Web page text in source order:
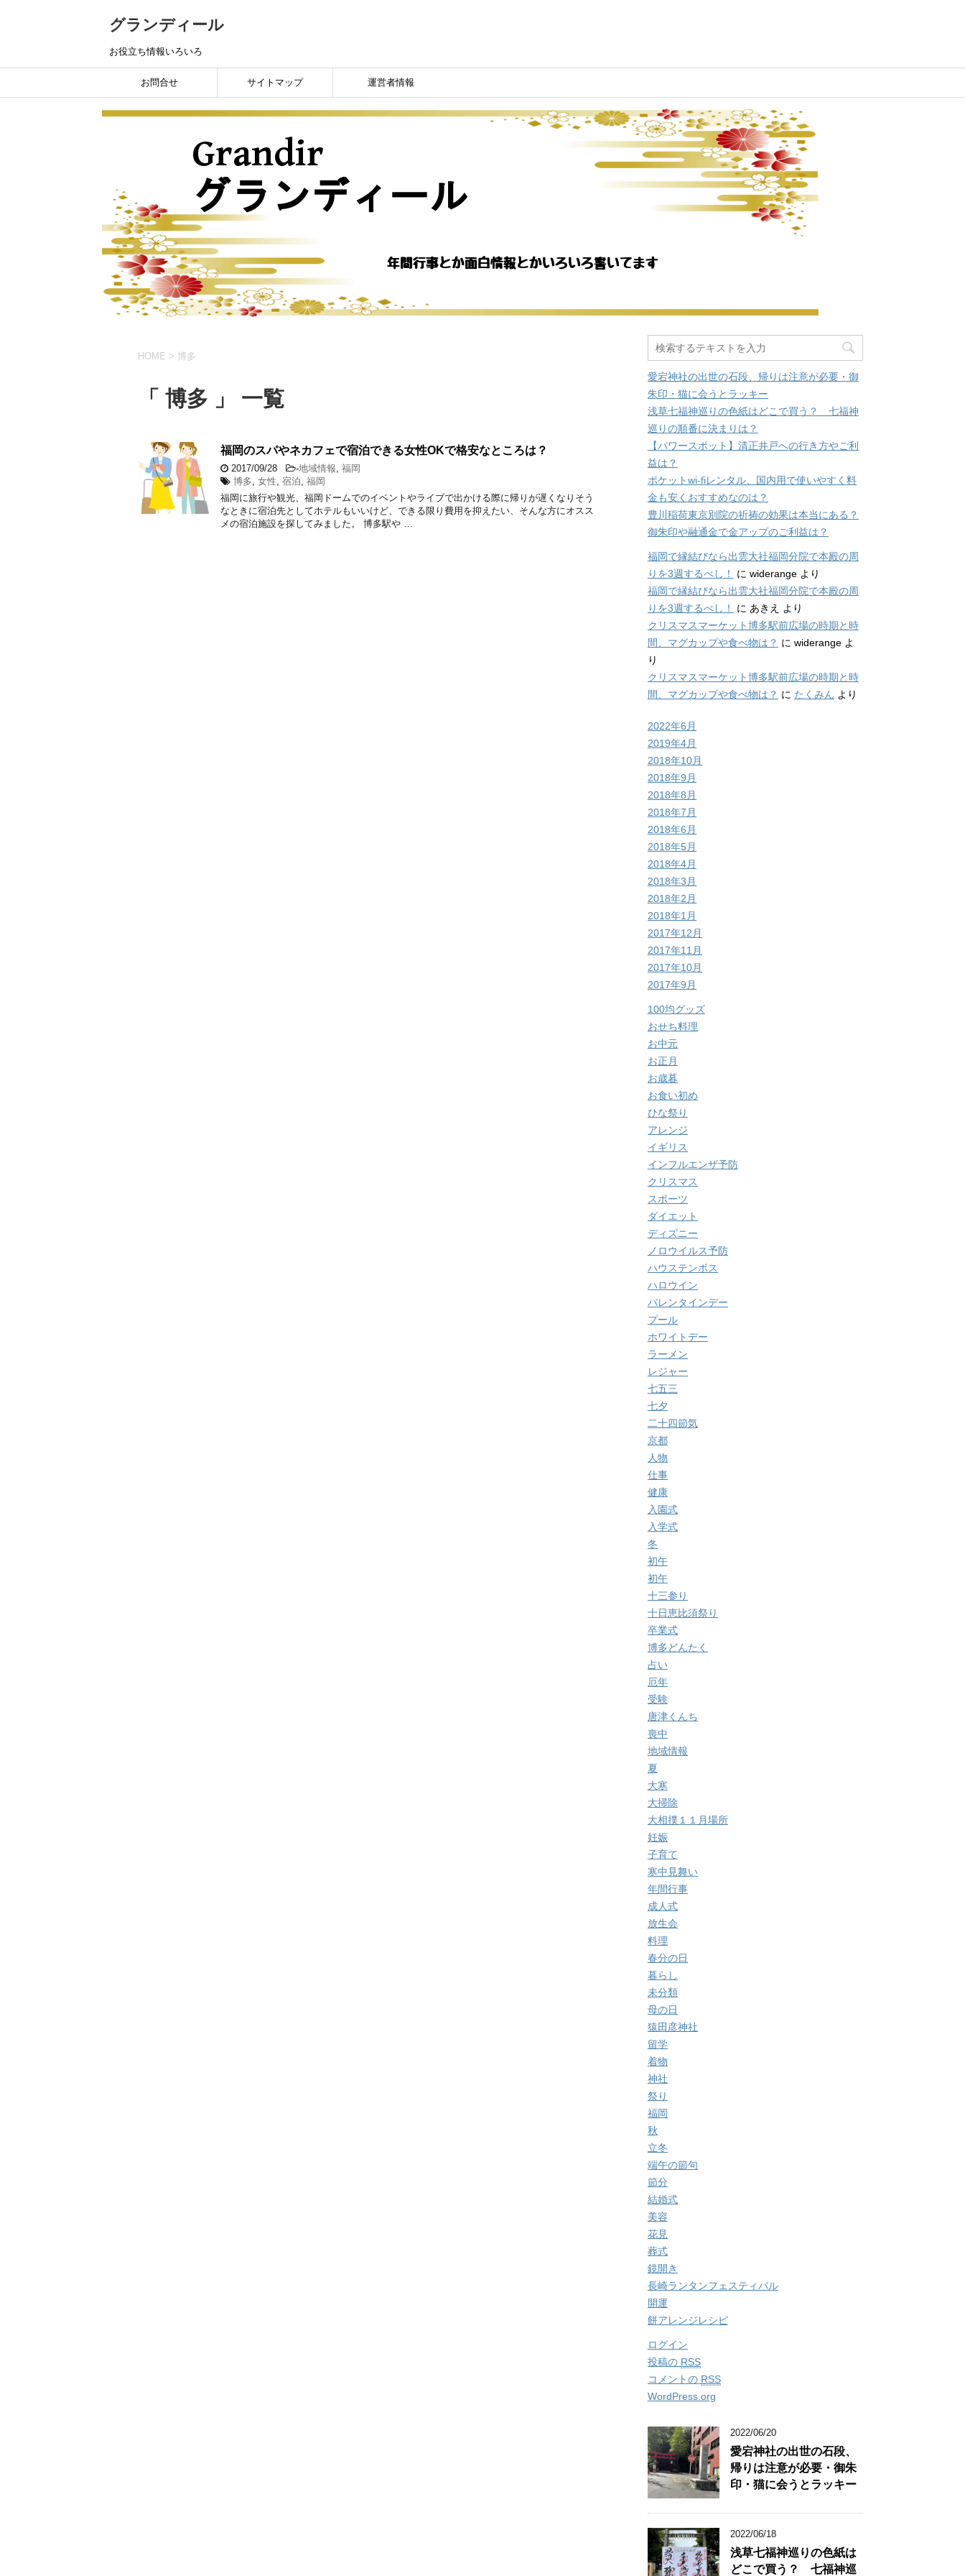
グランディール
お役立ち情報いろいろ
お問合せ サイトマップ 運営者情報
HOME > 博多
「 博多 」 一覧
福岡のスパやネカフェで宿泊できる女性OKで格安なところは？
2017/09/28 -地域情報, 福岡
博多, 女性, 宿泊, 福岡
福岡に旅行や観光、福岡ドームでのイベントやライブで出かける際に帰りが遅くなりそう
なときに宿泊先としてホテルもいいけど、できる限り費用を抑えたい、そんな方にオスス
メの宿泊施設を探してみました。 博多駅や …
愛宕神社の出世の石段、帰りは注意が必要・御
朱印・猫に会うとラッキー
浅草七福神巡りの色紙はどこで買う？ 七福神
巡りの順番に決まりは？
【パワースポット】清正井戸への行き方やご利
益は？
ポケットwi-fiレンタル、国内用で使いやすく料
金も安くおすすめなのは？
豊川稲荷東京別院の祈祷の効果は本当にある？
御朱印や融通金で金アップのご利益は？
福岡で縁結びなら出雲大社福岡分院で本殿の周
りを3週するべし！
に widerange より
福岡で縁結びなら出雲大社福岡分院で本殿の周
りを3週するべし！
に あきえ
より
クリスマスマーケット博多駅前広場の時期と時
間、マグカップや食べ物は？ に widerange よ
り
クリスマスマーケット博多駅前広場の時期と時
間、マグカップや食べ物は？ に たくみん より
2022年6月
2019年4月
2018年10月
2018年9月
2018年8月
2018年7月
2018年6月
2018年5月
2018年4月
2018年3月
2018年2月
2018年1月
2017年12月
2017年11月
2017年10月
2017年9月
100均グッズ
おせち料理
お中元
お正月
お歳暮
お食い初め
ひな祭り
アレンジ
イギリス
インフルエンザ予防
クリスマス
スポーツ
ダイエット
ディズニー
ノロウイルス予防
ハウステンボス
ハロウイン
バレンタインデー
プール
ホワイトデー
ラーメン
レジャー
七五三
七夕
二十四節気
京都
人物
仕事
健康
入園式
入学式
冬
初午
初午
十三参り
十日恵比須祭り
卒業式
博多どんたく
占い
厄年
受験
唐津くんち
喪中
地域情報
夏
大寒
大掃除
大相撲１１月場所
妊娠
子育て
寒中見舞い
年間行事
成人式
放生会
料理
春分の日
暮らし
未分類
母の日
猿田彦神社
留学
着物
神社
祭り
福岡
秋
立冬
端午の節句
節分
結婚式
美容
花見
葬式
鏡開き
長崎ランタンフェスティバル
開運
餅アレンジレシピ
ログイン
投稿の RSS
コメントの RSS
WordPress.org
2022/06/20
愛宕神社の出世の石段、
帰りは注意が必要・御朱
印・猫に会うとラッキー
2022/06/18
浅草七福神巡りの色紙は
どこで買う？ 七福神巡